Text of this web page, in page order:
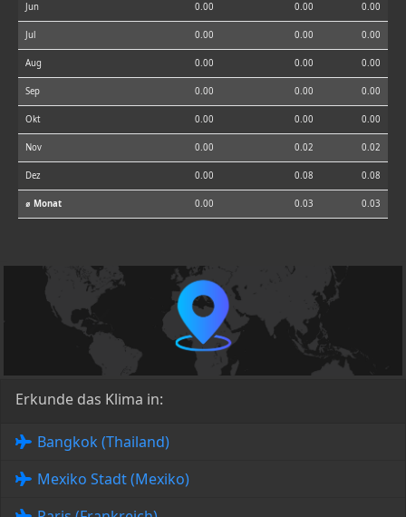
Jun 0.00 0.00 0.00
Jul 0.00 0.00 0.00
Aug 0.00 0.00 0.00
Sep 0.00 0.00 0.00
Okt 0.00 0.00 0.00
Nov 0.00 0.02 0.02
Dez 0.00 0.08 0.08
⌀ Monat 0.00 0.03 0.03
Erkunde das Klima in:
Bangkok (Thailand)
Mexiko Stadt (Mexiko)